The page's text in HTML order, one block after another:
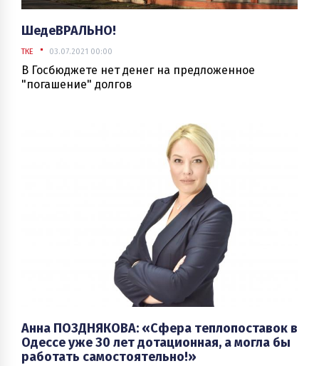
ШедеВРАЛЬНО!
ТКЕ 03.07.2021 00:00
В Госбюджете нет денег на предложенное
"погашение" долгов
Анна ПОЗДНЯКОВА: «Сфера теплопоставок в
Одессе уже 30 лет дотационная, а могла бы
работать самостоятельно!»